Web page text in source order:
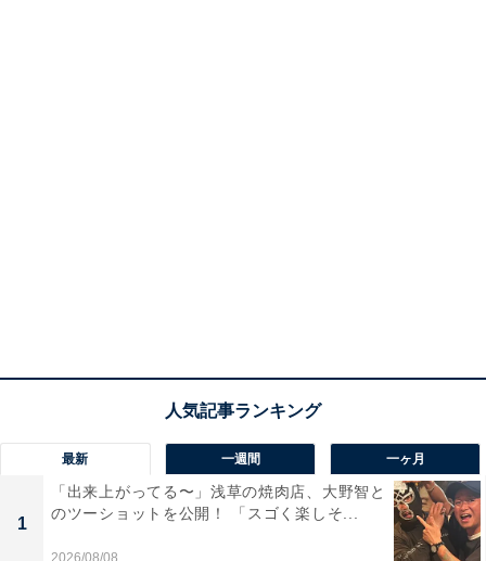
最新 一週間 一ヶ月
1
「出来上がってる〜」浅草の焼肉店、大野智と
のツーショットを公開！ 「スゴく楽しそ...